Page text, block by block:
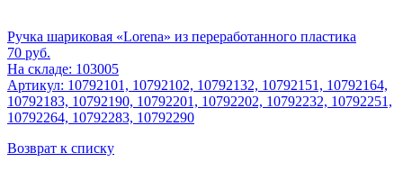
Ручка шариковая «Lorena» из переработанного пластика
70 руб.
На складе: 103005
Артикул: 10792101, 10792102, 10792132, 10792151, 10792164,
10792183, 10792190, 10792201, 10792202, 10792232, 10792251,
10792264, 10792283, 10792290
Возврат к списку